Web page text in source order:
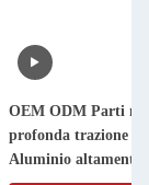
OEM ODM Parti
profonda trazione
Aluminio altamente